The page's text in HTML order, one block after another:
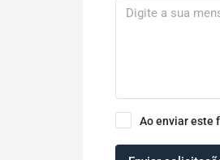
Ao enviar este